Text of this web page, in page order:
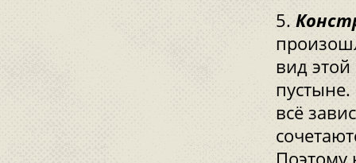
вид
пустыне.
всё